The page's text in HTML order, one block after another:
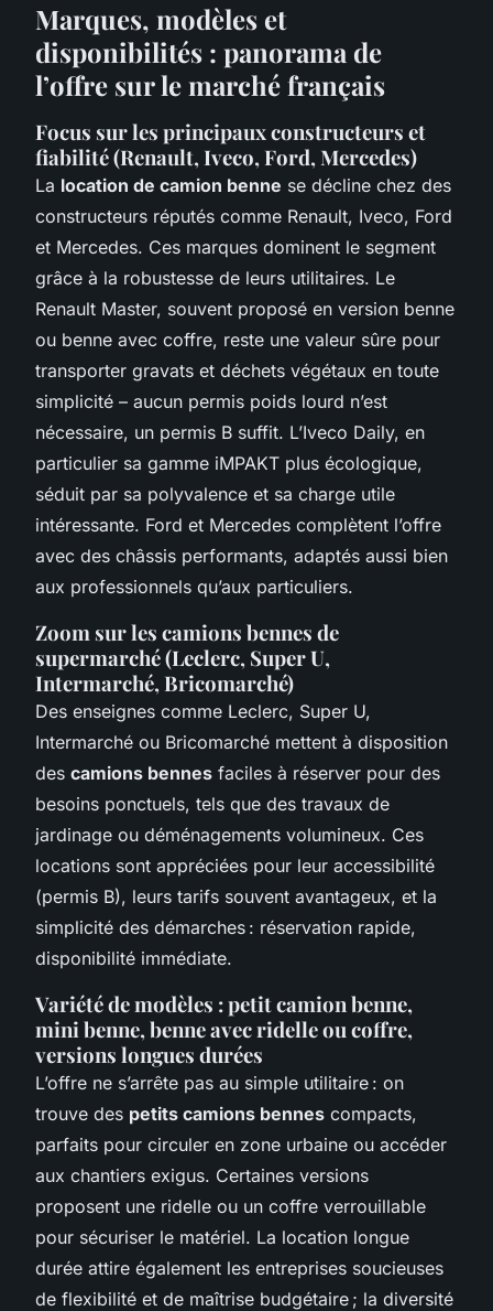
Marques, modèles et
disponibilités : panorama de
l’offre sur le marché français
Focus sur les principaux constructeurs et
fiabilité (Renault, Iveco, Ford, Mercedes)
La location de camion benne se décline chez des
constructeurs réputés comme Renault, Iveco, Ford
et Mercedes. Ces marques dominent le segment
grâce à la robustesse de leurs utilitaires. Le
Renault Master, souvent proposé en version benne
ou benne avec coffre, reste une valeur sûre pour
transporter gravats et déchets végétaux en toute
simplicité – aucun permis poids lourd n’est
nécessaire, un permis B suffit. L’Iveco Daily, en
particulier sa gamme iMPAKT plus écologique,
séduit par sa polyvalence et sa charge utile
intéressante. Ford et Mercedes complètent l’offre
avec des châssis performants, adaptés aussi bien
aux professionnels qu’aux particuliers.
Zoom sur les camions bennes de
supermarché (Leclerc, Super U,
Intermarché, Bricomarché)
Des enseignes comme Leclerc, Super U,
Intermarché ou Bricomarché mettent à disposition
des camions bennes faciles à réserver pour des
besoins ponctuels, tels que des travaux de
jardinage ou déménagements volumineux. Ces
locations sont appréciées pour leur accessibilité
(permis B), leurs tarifs souvent avantageux, et la
simplicité des démarches : réservation rapide,
disponibilité immédiate.
Variété de modèles : petit camion benne,
mini benne, benne avec ridelle ou coffre,
versions longues durées
L’offre ne s’arrête pas au simple utilitaire : on
trouve des petits camions bennes compacts,
parfaits pour circuler en zone urbaine ou accéder
aux chantiers exigus. Certaines versions
proposent une ridelle ou un coffre verrouillable
pour sécuriser le matériel. La location longue
durée attire également les entreprises soucieuses
de flexibilité et de maîtrise budgétaire ; la diversité